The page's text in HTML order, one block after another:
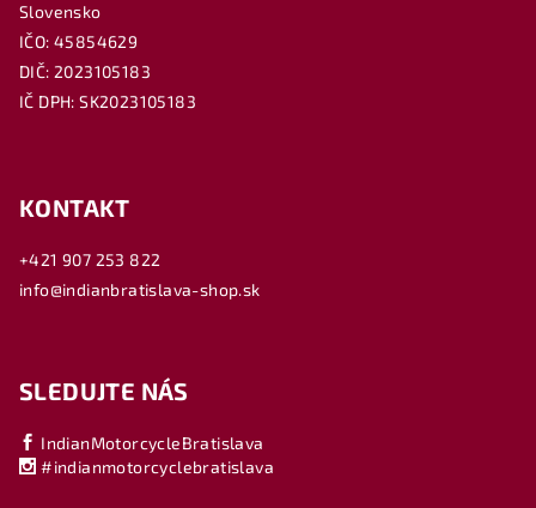
Slovensko
IČO: 45854629
DIČ: 2023105183
IČ DPH: SK2023105183
KONTAKT
+421 907 253 822
info@indianbratislava-shop.sk
SLEDUJTE NÁS
IndianMotorcycleBratislava
#indianmotorcyclebratislava